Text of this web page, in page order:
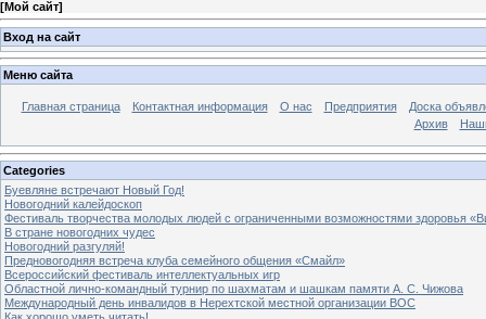
[Мой сайт]
Вход на сайт
Меню сайта
Главная страница Контактная информация О нас Предприятия
Доска
Архив
Categories
Буевляне встречают Новый Год!
Новогодний калейдоскоп
Фестиваль творчества молодых людей с ограниченными возможностями здоровья
В стране новогодних чудес
Новогодний разгуляй!
Предновогодняя встреча клуба семейного общения «Смайл»
Всероссийский фестиваль интеллектуальных игр
Областной лично-командный турнир по шахматам и шашкам памяти А. С. Чижова
Международный день инвалидов в Нерехтской местной организации ВОС